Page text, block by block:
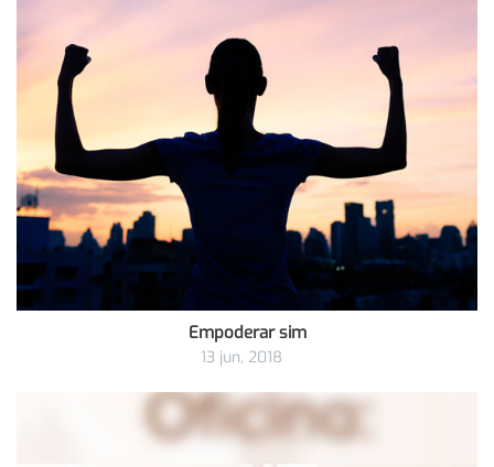
Empoderar sim
13 jun, 2018